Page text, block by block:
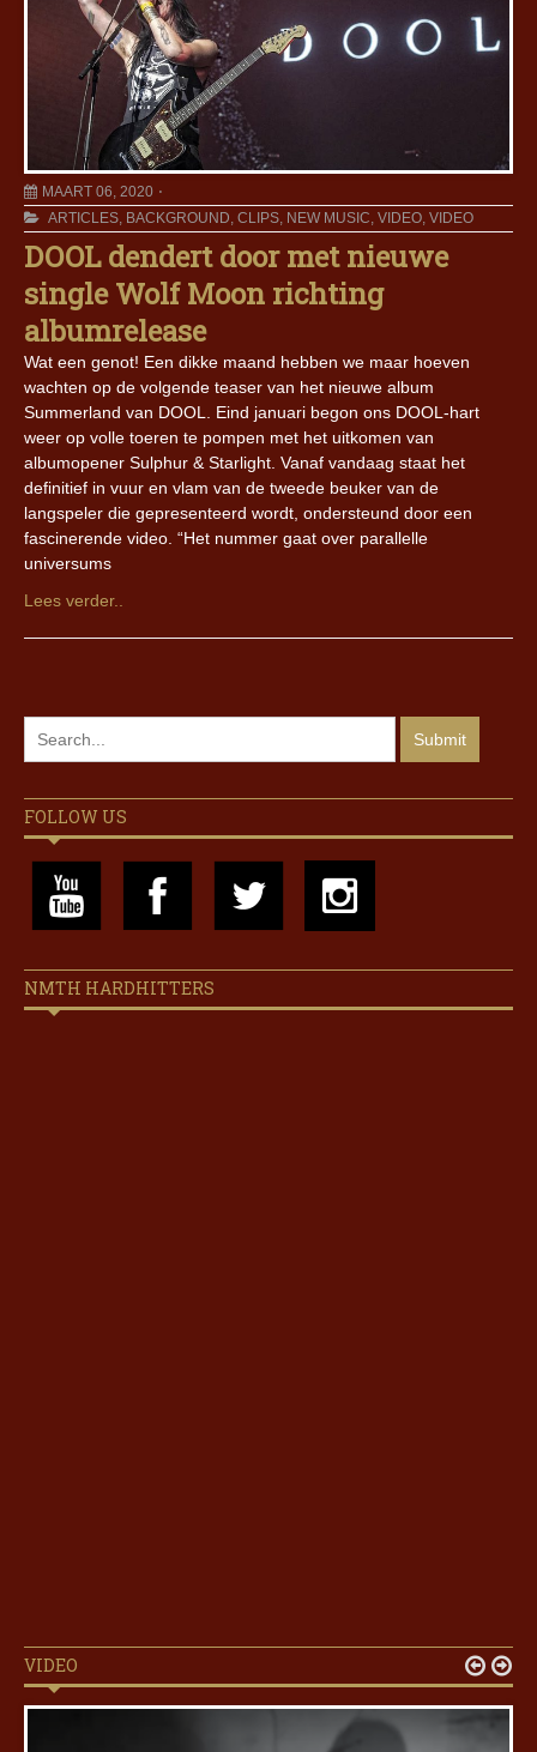
MAART 06, 2020
ARTICLES, BACKGROUND, CLIPS, NEW MUSIC, VIDEO, VIDEO
DOOL dendert door met nieuwe
single Wolf Moon richting
albumrelease
Wat een genot! Een dikke maand hebben we maar hoeven
wachten op de volgende teaser van het nieuwe album
Summerland van DOOL. Eind januari begon ons DOOL-hart
weer op volle toeren te pompen met het uitkomen van
albumopener Sulphur & Starlight. Vanaf vandaag staat het
definitief in vuur en vlam van de tweede beuker van de
langspeler die gepresenteerd wordt, ondersteund door een
fascinerende video. “Het nummer gaat over parallelle
universums
Lees verder..
FOLLOW US
NMTH HARDHITTERS
VIDEO  